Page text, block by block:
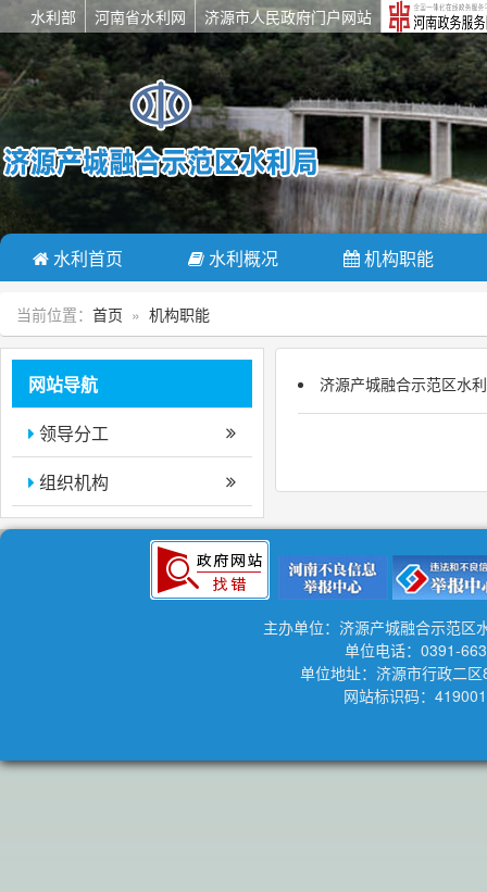
水利部 河南省水利网 济源市人民政府门户网站
水利首页 水利概况 机构职能
当前位置： 首页 » 机构职能
网站导航
领导分工
组织机构
济源产城融合示范区水
主办单位：济源产城融合示范区
单位电话：0391-
单位地址：济源市行政二
网站标识码：